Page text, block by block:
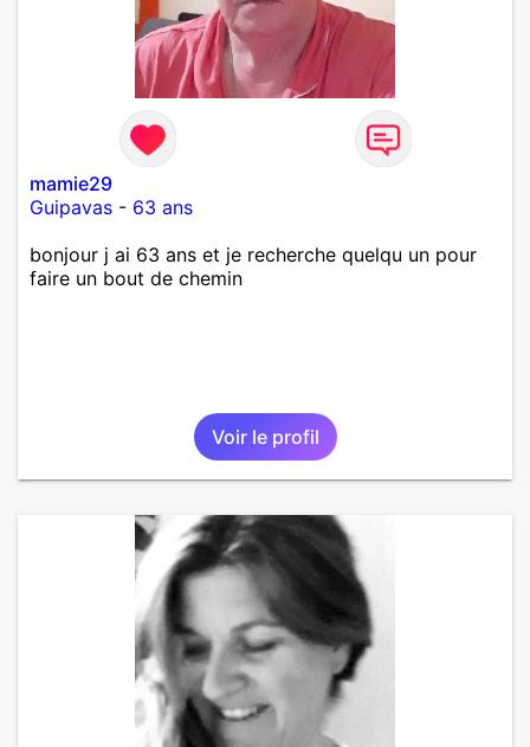
mamie29
Guipavas - 63 ans
bonjour j ai 63 ans et je recherche quelqu un pour
faire un bout de chemin
Voir le profil